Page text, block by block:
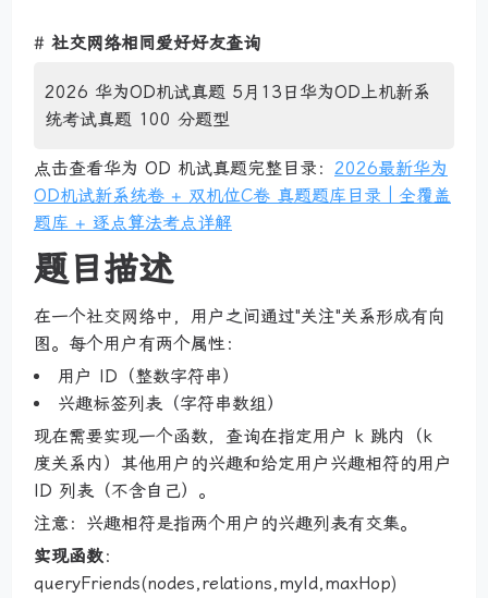
# 社交网络相同爱好好友查询
2026 华为OD机试真题 5月13日华为OD上机新系
统考试真题 100 分题型
点击查看华为 OD 机试真题完整目录： 2026最新华为
OD机试新系统卷 + 双机位C卷 真题题库目录｜全覆盖
题库 + 逐点算法考点详解
题目描述
在一个社交网络中，用户之间通过"关注"关系形成有向
图。每个用户有两个属性：
用户 ID（整数字符串）
兴趣标签列表（字符串数组）
现在需要实现一个函数，查询在指定用户 k 跳内（k
度关系内）其他用户的兴趣和给定用户兴趣相符的用户
ID 列表（不含自己）。
注意：兴趣相符是指两个用户的兴趣列表有交集。
实现函数：
queryFriends(nodes,relations,myId,maxHop)